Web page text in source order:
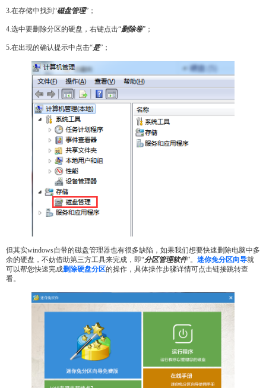
3.在存储中找到“磁盘管理”；
4.选中要删除分区的硬盘，右键点击“删除卷”；
5.在出现的确认提示中点击“是”；
但其实windows自带的磁盘管理器也有很多缺陷，如果我们想要快速删除电脑中多
余的硬盘，不妨借助第三方工具来完成，即“分区管理软件”。 迷你兔分区向导就
可以帮您快速完成删除硬盘分区的操作，具体操作步骤详情可点击链接跳转查
看。